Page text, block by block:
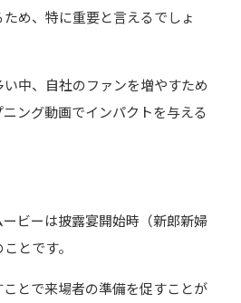
め、特に重要と言えるでしょ
中、自社のファンを増やすため
ング動画でインパクトを与える
ビーは披露宴開始時（新郎新婦
とです。
とで来場者の準備を促すことが